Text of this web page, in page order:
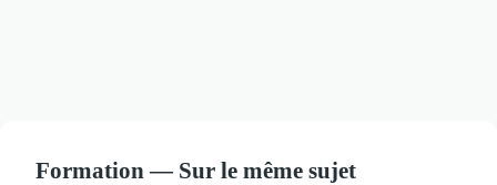
Formation — Sur le même sujet